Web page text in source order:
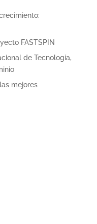
FASTSPIN
de Tecnología,
mejores